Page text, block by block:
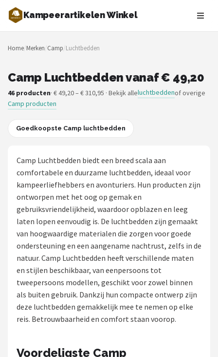
Kampeerartikelen Winkel
Zoeken
NAVIGATIE
Merken
Blog
Slaapzakken
Slaapmatten
Koelboxen
Shop
Intex
KOEL
Eurotrail
Home/Merken/Camp/Luchtbedden
Camp Luchtbedden vanaf € 49,20
46 producten· € 49,20 – € 310,95 · Bekijk alleluchtbeddenof overige
Camp producten
Goedkoopste Camp luchtbedden
Camp Luchtbedden biedt een breed scala aan
comfortabele en duurzame luchtbedden, ideaal voor
kampeerliefhebbers en avonturiers. Hun producten zijn
ontworpen met het oog op gemak en
gebruiksvriendelijkheid, waardoor opblazen en leeg
laten lopen eenvoudig is. De luchtbedden zijn gemaakt
van hoogwaardige materialen die zorgen voor goede
ondersteuning en een aangename nachtrust, zelfs in de
natuur. Camp Luchtbedden heeft verschillende maten
en stijlen beschikbaar, van eenpersoons tot
tweepersoons modellen, geschikt voor zowel binnen
als buiten gebruik. Dankzij hun compacte ontwerp zijn
deze luchtbedden gemakkelijk mee te nemen op elke
reis. Betrouwbaarheid en comfort staan voorop.
Voordeligste Camp